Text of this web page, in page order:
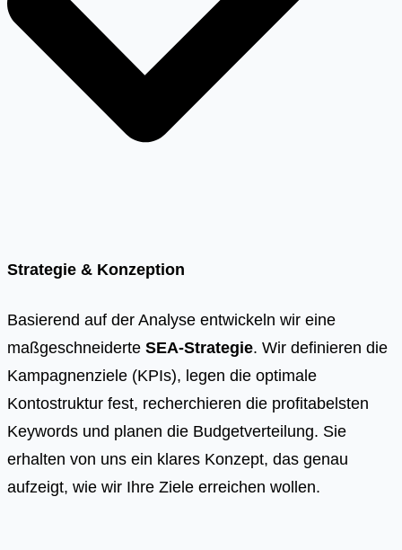
Strategie & Konzeption
Basierend auf der Analyse entwickeln wir eine
maßgeschneiderte SEA-Strategie. Wir definieren die
Kampagnenziele (KPIs), legen die optimale
Kontostruktur fest, recherchieren die profitabelsten
Keywords und planen die Budgetverteilung. Sie
erhalten von uns ein klares Konzept, das genau
aufzeigt, wie wir Ihre Ziele erreichen wollen.